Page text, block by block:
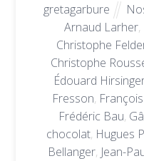
gretagarbure
Arnaud Larher,
Christophe
Christophe
Édouard
Fresson,
Frédéric Bau,
chocolat, Hugues
Bellanger, Jean-